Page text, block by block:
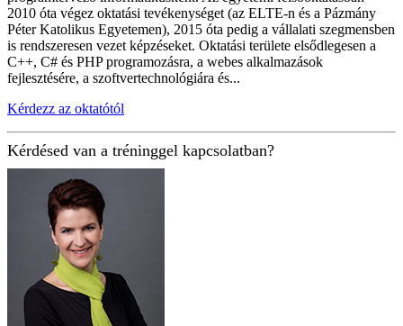
2010 óta végez oktatási tevékenységet (az ELTE-n és a Pázmány
Péter Katolikus Egyetemen), 2015 óta pedig a vállalati szegmensben
is rendszeresen vezet képzéseket. Oktatási területe elsődlegesen a
C++, C# és PHP programozásra, a webes alkalmazások
fejlesztésére, a szoftvertechnológiára és...
Kérdezz az oktatótól
Kérdésed van a tréninggel kapcsolatban?